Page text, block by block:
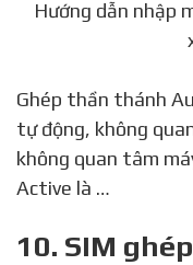
Hướng dẫn nhập
Ghép thần thánh Auto Fix Full lỗi : Là chế độ ghép
tự động, không
không quan tâm
Active là …
10. SIM